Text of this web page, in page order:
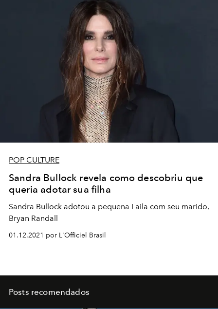
POP CULTURE
Sandra Bullock revela como descobriu que
queria adotar sua filha
Sandra Bullock adotou a pequena Laila com seu marido,
Bryan Randall
01.12.2021 por L'Officiel Brasil
Posts recomendados